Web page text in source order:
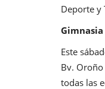
Deporte y
Este
Bv. Oroño
todas las